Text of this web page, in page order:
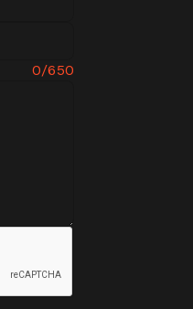
0/650